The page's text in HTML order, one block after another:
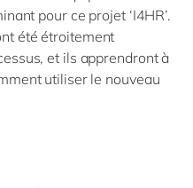
pour ce projet ‘I4HR’.
été étroitement
et ils apprendront à
utiliser le nouveau